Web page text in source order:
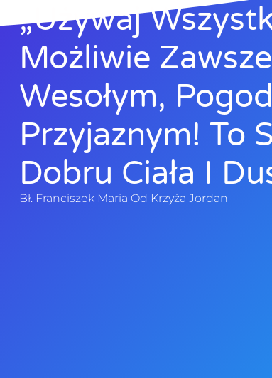
„Używaj
Możliwie
Wesołym,
Przyjaznym! To
Dobru Ciała I
Bł. Franciszek Maria Od Krzyża Jordan